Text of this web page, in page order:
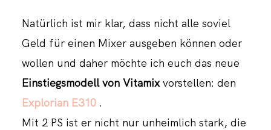
Natürlich ist mir klar, dass nicht alle soviel
Geld für einen Mixer ausgeben können oder
wollen und daher möchte ich euch das neue
Einstiegsmodell von Vitamixvorstellen: den
Explorian E310.
Mit 2 PS ist er nicht nur unheimlich stark, die